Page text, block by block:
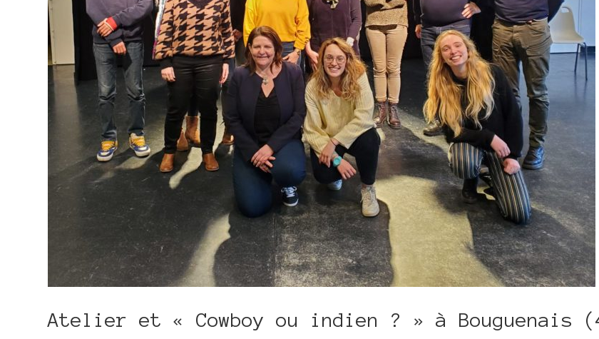
Atelier et « Cowboy ou indien ? » à Bouguenais